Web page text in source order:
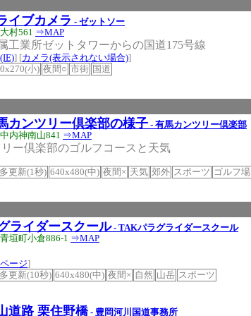
イブカメラ - ゼットソー
村561 ⇒MAP
工業所ゼットタワーからの国道175号線
] [カメラ(表示されない場合)]
小) 夜間○ 市街 国道
カンツリー倶楽部の様子 - 有馬カンツリー倶楽部
内神南山841 ⇒MAP
ー倶楽部のゴルフコースと天気
多更新(1秒) 640x480(中) 夜間× 天気 郊外 スポーツ ゴルフ場
ライダースクール- TAKパラグライダースクール
垣町小倉886-1 ⇒MAP
ージ]
多更新(10秒) 640x480(中) 夜間× 自然 山岳 スポーツ
道路 栗住野橋- 豊岡河川国道事務所